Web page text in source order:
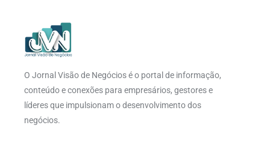
O Jornal Visão de Negócios é o portal de informação,
conteúdo e conexões para empresários, gestores e
líderes que impulsionam o desenvolvimento dos
negócios.